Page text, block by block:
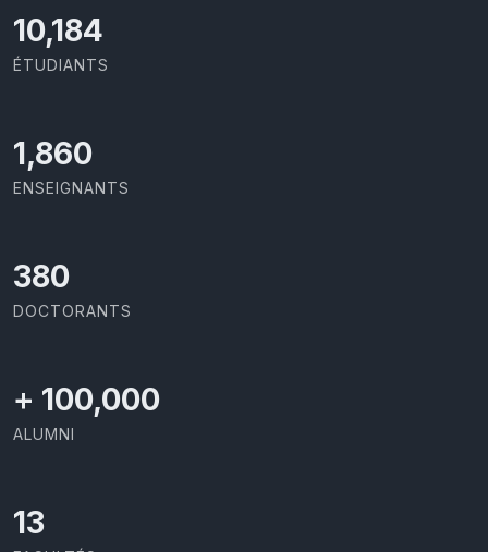
11,110
ÉTUDIANTS
2,029
ENSEIGNANTS
414
DOCTORANTS
+ 100,000
ALUMNI
13